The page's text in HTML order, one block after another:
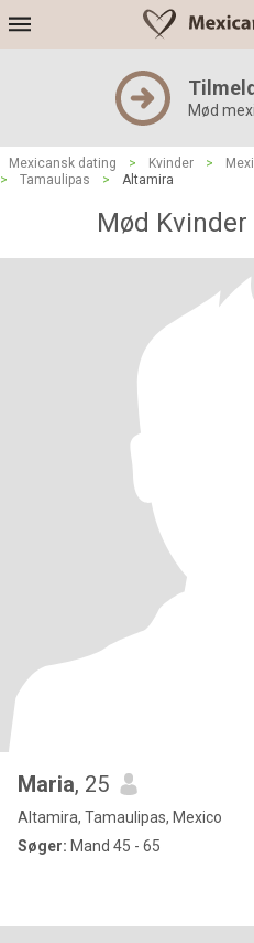
Mød
Mexicansk dating > Kvinder >
>
Tamaulipas > Altamira
Mød
Maria, 25
Altamira, Tamaulipas, Mexico
Søger: Mand 45 - 65